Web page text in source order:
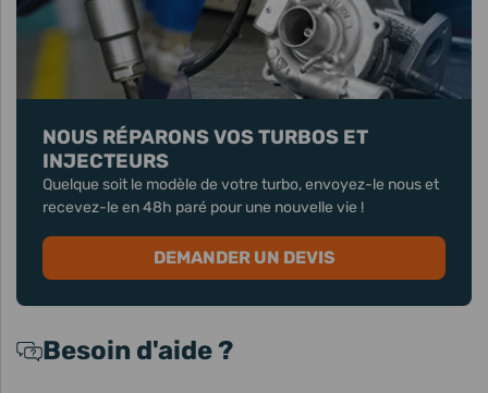
NOUS RÉPARONS VOS TURBOS ET
INJECTEURS
Quelque soit le modèle de votre turbo, envoyez-le nous et
recevez-le en 48h paré pour une nouvelle vie !
DEMANDER UN DEVIS
Besoin d'aide ?